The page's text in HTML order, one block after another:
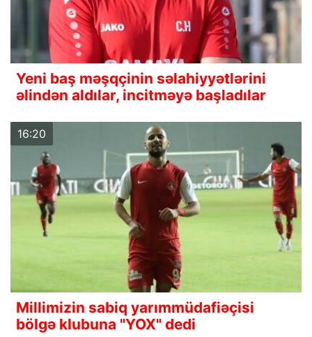
Yeni baş məşqçinin səlahiyyətlərini
əlindən aldılar, incitməyə başladılar
16:20
Millimizin sabiq yarımmüdafiəçisi
bölgə klubuna "YOX" dedi